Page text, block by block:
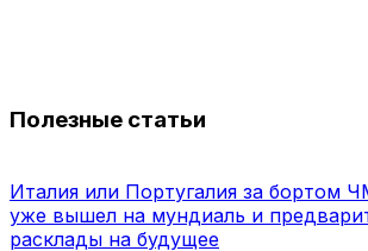
Полезные статьи
Италия или Португалия за бортом
уже вышел на мундиаль и
расклады на будущее